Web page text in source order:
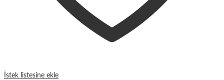
İstek listesine ekle